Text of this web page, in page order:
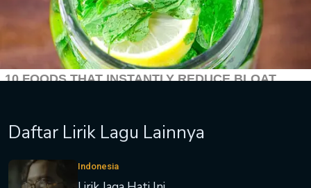
Daftar Lirik Lagu Lainnya
Indonesia